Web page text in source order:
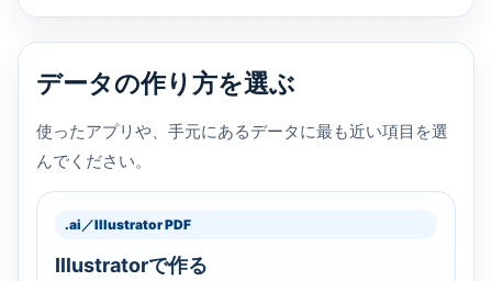
データの作り方を選ぶ
使ったアプリや、手元にあるデータに最も近い項目を選
んでください。
.ai／Illustrator PDF
Illustratorで作る